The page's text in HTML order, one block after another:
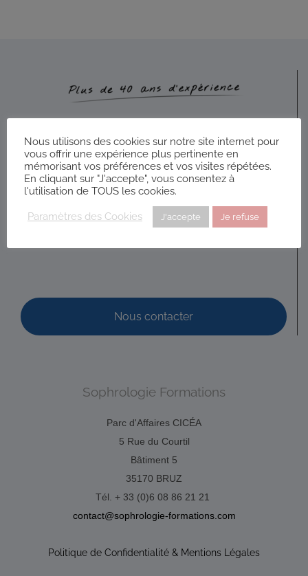
Nous contacter
Sophrologie Formations
Parc d'Affaires CICÉA
5 Rue du Courtil
Bâtiment 5
35170 BRUZ
Tél. + 33 (0)6 08 86 21 21
contact@sophrologie-formations.com
Politique de Confidentialité & Mentions Légales
Nous utilisons des cookies sur notre site internet pour
vous offrir une expérience plus pertinente en
mémorisant vos préférences et vos visites répétées.
En cliquant sur "J'accepte", vous consentez à
l'utilisation de TOUS les cookies.
Paramètres des Cookies J'accepte Je refuse